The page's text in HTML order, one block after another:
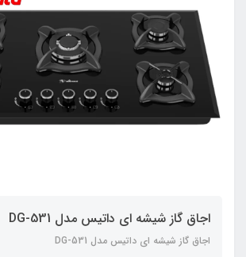
اجاق گاز شیشه ای داتیس مدل DG-531
اجاق گاز شیشه ای داتیس مدل DG-531